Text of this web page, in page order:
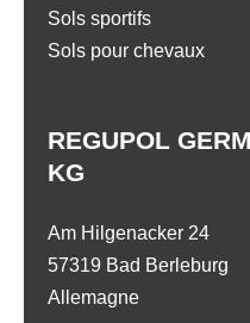
REGUPOL
KG
Am Hilgenacker 24
57319 Bad Berleburg
Allemagne
Sols sportifs
Sols pour chevaux